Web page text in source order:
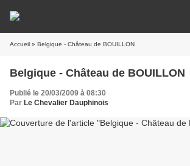
Accueil » Belgique - Château de BOUILLON
Belgique - Château de BOUILLON
Publié le 20/03/2009 à 08:30
Par Le Chevalier Dauphinois